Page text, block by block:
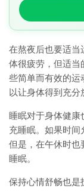
在熬夜后也要适当
体很疲劳，但适当
些简单而有效的运
以让身体得到充分
睡眠对于身体健康
充睡眠。如果时间
但是，在午休时也
睡眠。
保持心情舒畅也是